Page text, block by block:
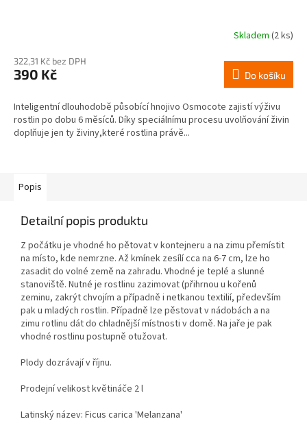
Skladem (2 ks)
322,31 Kč bez DPH
390 Kč Do košíku
Inteligentní dlouhodobě působící hnojivo Osmocote zajistí výživu
rostlin po dobu 6 měsíců. Díky speciálnímu procesu uvolňování živin
doplňuje jen ty živiny,které rostlina právě...
Popis
Detailní popis produktu
Z počátku je vhodné ho pětovat v kontejneru a na zimu přemístit
na místo, kde nemrzne. Až kmínek zesílí cca na 6-7 cm, lze ho
zasadit do volné země na zahradu. Vhodné je teplé a slunné
stanoviště. Nutné je rostlinu zazimovat (přihrnou u kořenů
zeminu, zakrýt chvojím a případně i netkanou textilií, především
pak u mladých rostlin. Případně lze pěstovat v nádobách a na
zimu rotlinu dát do chladnější místnosti v domě. Na jaře je pak
vhodné rostlinu postupně otužovat.
Plody dozrávají v říjnu.
Prodejní velikost květináče 2 l
Latinský název: Ficus carica 'Melanzana'